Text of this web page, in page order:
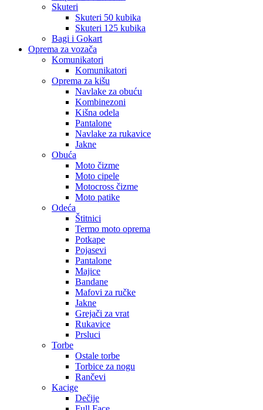
Skuteri
Skuteri 50 kubika
Skuteri 125 kubika
Bagi i Gokart
Oprema za vozača
Komunikatori
Komunikatori
Oprema za kišu
Navlake za obuću
Kombinezoni
Kišna odela
Pantalone
Navlake za rukavice
Jakne
Obuća
Moto čizme
Moto cipele
Motocross čizme
Moto patike
Odeća
Štitnici
Termo moto oprema
Potkape
Pojasevi
Pantalone
Majice
Bandane
Mafovi za ručke
Jakne
Grejači za vrat
Rukavice
Prsluci
Torbe
Ostale torbe
Torbice za nogu
Rančevi
Kacige
Dečije